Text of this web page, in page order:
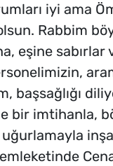
iyi ama
Rabbim
eşine sabırlar
başsağlığı
bir imtihanla,
uğurlamayla